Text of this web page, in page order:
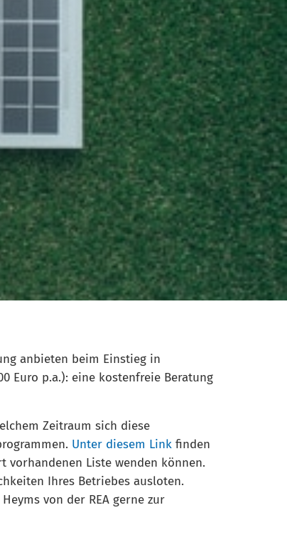
anbieten beim Einstieg in
Euro p.a.): eine kostenfreie Beratung
Zeitraum sich diese
Unter diesem Link finden
vorhandenen Liste wenden können.
Ihres Betriebes ausloten.
von der REA gerne zur